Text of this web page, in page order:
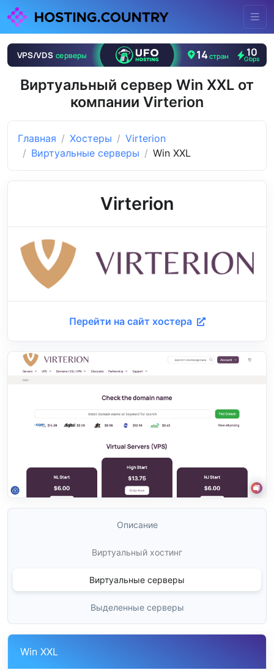
Виртуальный сервер Win XXL от
компании Virterion
Главная Хостеры
Virterion
Виртуальные серверы
Win XXL
Virterion
Перейти на сайт хостера
Описание
Виртуальный хостинг
Виртуальные серверы
Выделенные серверы
Win XXL